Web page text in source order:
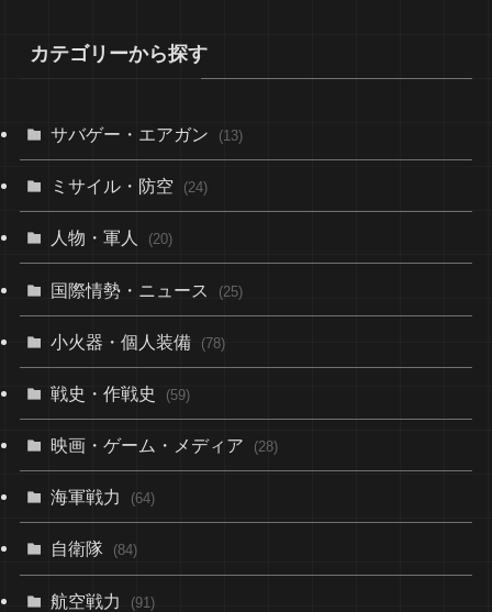
カテゴリーから探す
サバゲー・エアガン (13)
ミサイル・防空 (24)
人物・軍人 (20)
国際情勢・ニュース (25)
小火器・個人装備 (78)
戦史・作戦史 (59)
映画・ゲーム・メディア (28)
海軍戦力 (64)
自衛隊 (84)
航空戦力 (91)